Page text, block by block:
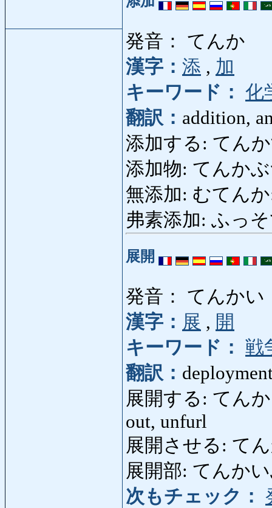
発音： てんか
漢字： 添 , 加
キーワード： 化
翻訳： addition,
添加する: てんか
添加物: てんかぶ
無添加: むてん
弗素添加: ふっ
展開
発音： てんかい
漢字： 展 , 開
キーワード： 戦
翻訳：
展開する: てん
out, unfurl
展開させる: て
展開部: てんか
次もチェック：